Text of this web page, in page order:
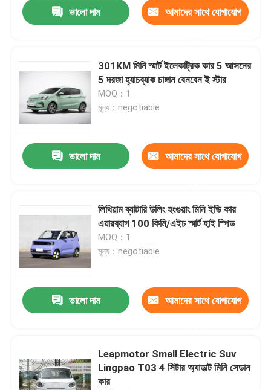
ভালো দাম আমাদের সাথে যোগাযোগ
301KM মিনি স্মার্ট ইলেকট্রিক কার 5 আসনের
5 দরজা হ্যাচব্যাক চাঙ্গান বেনবেন ই স্টার
MOQ：1
মূল্য：negotiable
ভালো দাম আমাদের সাথে যোগাযোগ
লিথিয়াম ব্যাটারি উলিং হংগুয়াং মিনি ইভি কার
এয়ারব্যাগ 100 কিমি/এইচ স্মার্ট হাই স্পিড
MOQ：1
মূল্য：negotiable
ভালো দাম আমাদের সাথে যোগাযোগ
Leapmotor Small Electric Suv
Lingpao T03 4 সিটার অ্যাডাল্ট মিনি সেডান
কার